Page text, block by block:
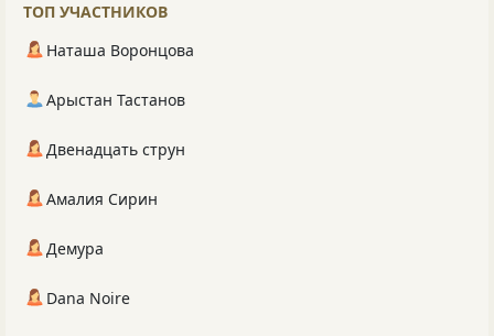
ТОП УЧАСТНИКОВ
Наташа Воронцова
Арыстан Тастанов
Двенадцать струн
Амалия Сирин
Демура
Dana Noire